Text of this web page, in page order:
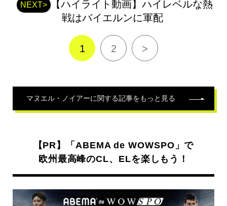
関
連
NEXT>
【ハイライト動画】ハイレベルな熱
戦はバイエルンに軍配
1 2 >
マヌエル・ノイアーに関する記事をもっと見る
【PR】「ABEMA de WOWSPO」で
欧州最高峰のCL、ELを楽しもう！